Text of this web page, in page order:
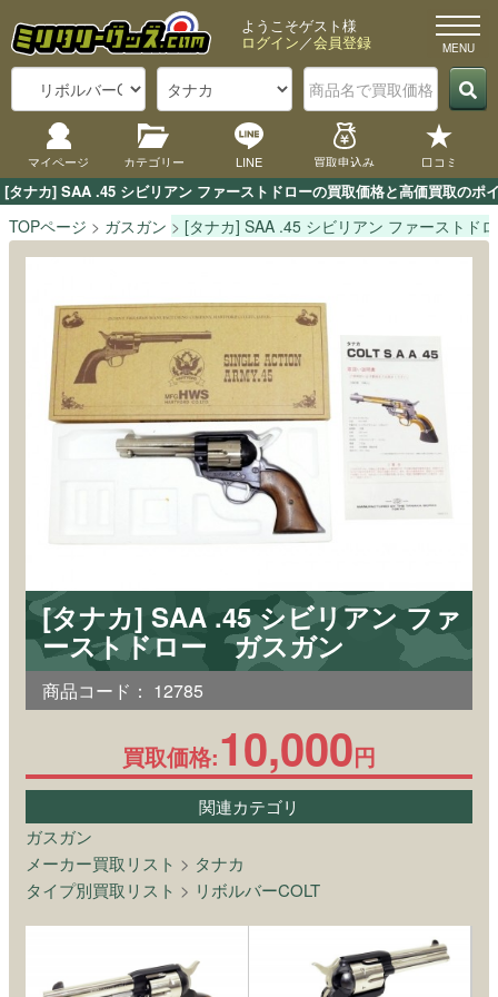
[タナカ] SAA .45 シビリアン ファーストドローの買取価格と高価買取の
ようこそゲスト様
ログイン／会員登録
マイページ カテゴリー LINE 買取申込み 口コミ
TOPページ ガスガン [タナカ] SAA .45 シビリアン ファーストド
[タナカ] SAA .45 シビリアン ファ
ーストドロー ガスガン
商品コード： 12785
買取価格:10,000円
関連カテゴリ
ガスガン
メーカー買取リスト > タナカ
タイプ別買取リスト > リボルバーCOLT